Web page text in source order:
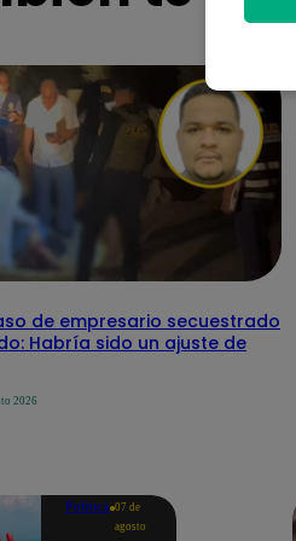
de empresario secuestrado
Habría sido un ajuste de
2026
Política 07 de
agosto